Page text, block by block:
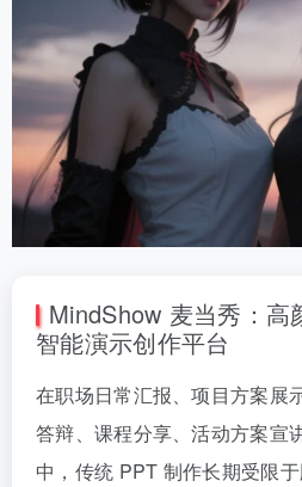
MindShow 麦当秀：高
智能演示创作平台
在职场日常汇报、项目方案展
答辩、课程分享、活动方案宣
中，传统 PPT 制作长期受限于